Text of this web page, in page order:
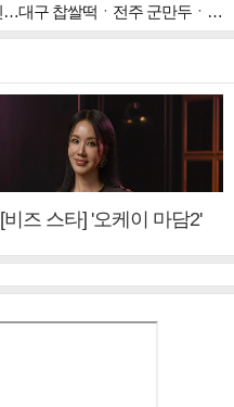
'생활의 달인', 은둔식달 5대 맛의 달인…대구 찹쌀떡ㆍ전주 군만두ㆍ용산 김치굴보쌈ㆍ을지로 열무국수 달인
[비즈 스타] '오케이 마담2'